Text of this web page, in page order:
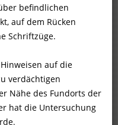
befindlichen
auf dem Rücken
Schriftzüge.
auf die
verdächtigen
Nähe des Fundorts der
hat die Untersuchung